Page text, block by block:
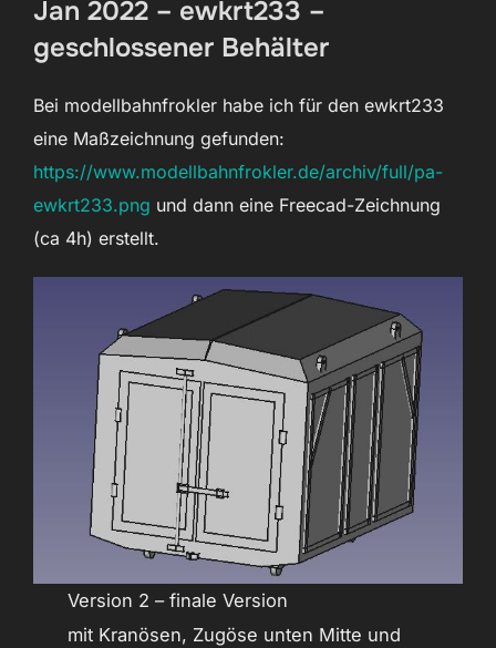
Jan 2022 – ewkrt233 –
geschlossener Behälter
Bei modellbahnfrokler habe ich für den ewkrt233
eine Maßzeichnung gefunden:
https://www.modellbahnfrokler.de/archiv/full/pa-
ewkrt233.png und dann eine Freecad-Zeichnung
(ca 4h) erstellt.
Version 2 – finale Version
mit Kranösen, Zugöse unten Mitte und